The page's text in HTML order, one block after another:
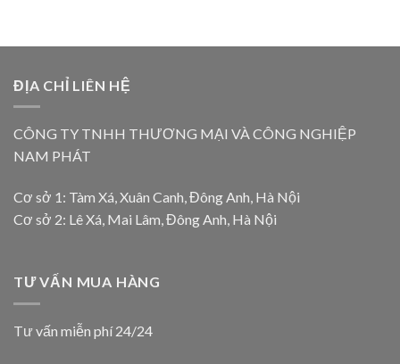
ĐỊA CHỈ LIÊN HỆ
CÔNG TY TNHH THƯƠNG MẠI VÀ CÔNG NGHIỆP
NAM PHÁT
Cơ sở 1: Tàm Xá, Xuân Canh, Đông Anh, Hà Nội
Cơ sở 2: Lê Xá, Mai Lâm, Đông Anh, Hà Nội
TƯ VẤN MUA HÀNG
Tư vấn miễn phí 24/24